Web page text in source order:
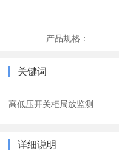
产品规格：
关键词
高低压开关柜局放监测
详细说明